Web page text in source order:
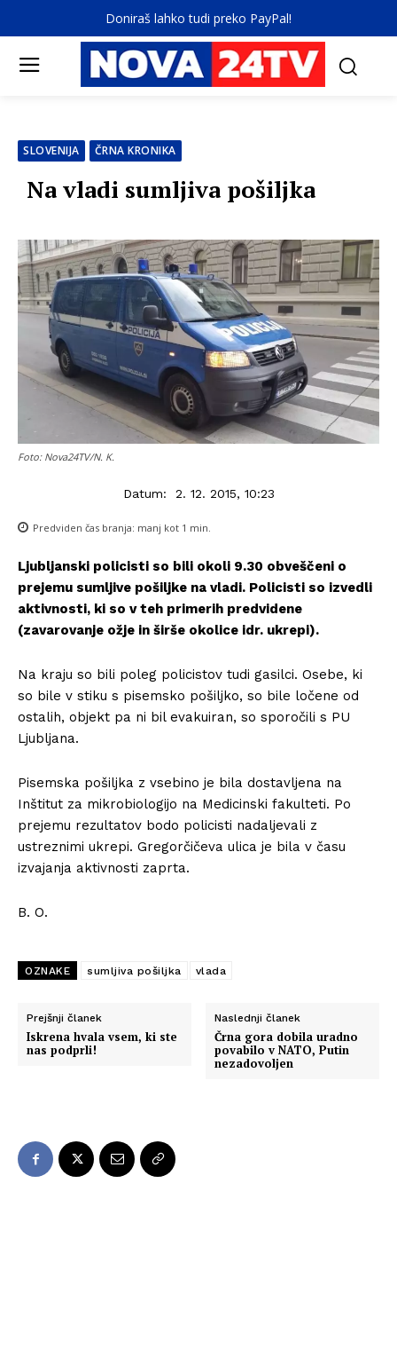
Doniraš lahko tudi preko PayPal!
SLOVENIJA ČRNA KRONIKA
Na vladi sumljiva pošiljka
Foto: Nova24TV/N. K.
Datum: 2. 12. 2015, 10:23
Predviden čas branja: manj kot 1 min.
Ljubljanski policisti so bili okoli 9.30 obveščeni o
prejemu sumljive pošiljke na vladi. Policisti so izvedli
aktivnosti, ki so v teh primerih predvidene
(zavarovanje ožje in širše okolice idr. ukrepi).
Na kraju so bili poleg policistov tudi gasilci. Osebe, ki
so bile v stiku s pisemsko pošiljko, so bile ločene od
ostalih, objekt pa ni bil evakuiran, so sporočili s PU
Ljubljana.
Pisemska pošiljka z vsebino je bila dostavljena na
Inštitut za mikrobiologijo na Medicinski fakulteti. Po
prejemu rezultatov bodo policisti nadaljevali z
ustreznimi ukrepi. Gregorčičeva ulica je bila v času
izvajanja aktivnosti zaprta.
B. O.
OZNAKE sumljiva pošiljka vlada
Prejšnji članek
Iskrena hvala vsem, ki ste
nas podprli!
Naslednji članek
Črna gora dobila uradno
povabilo v NATO, Putin
nezadovoljen